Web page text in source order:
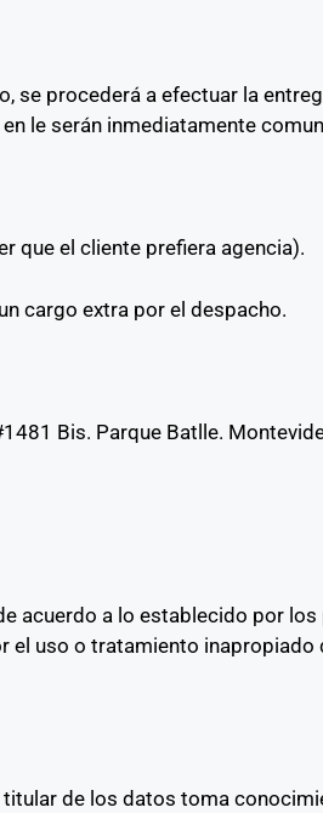
se procederá a efectuar la
le serán inmediatamente
que el cliente prefiera agencia).
cargo extra por el despacho.
Bis. Parque Batlle.
acuerdo a lo establecido por los
el uso o tratamiento inapropiado
de los datos toma